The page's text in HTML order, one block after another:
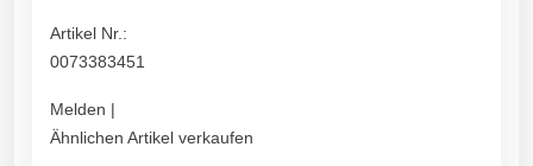
Artikel Nr.:
0073383451
Melden |
Ähnlichen Artikel verkaufen